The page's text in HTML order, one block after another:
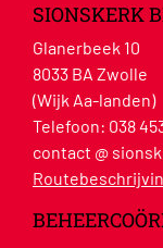
SIONSKERK
Glanerbeek 10
8033 BA Zwolle
(Wijk Aa-landen)
Telefoon: 038
contact @